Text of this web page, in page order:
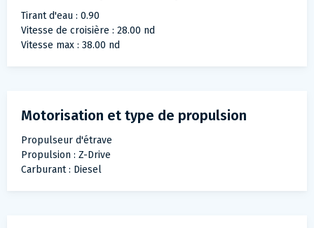
Tirant d'eau : 0.90
Vitesse de croisière : 28.00 nd
Vitesse max : 38.00 nd
Motorisation et type de propulsion
Propulseur d'étrave
Propulsion : Z-Drive
Carburant : Diesel